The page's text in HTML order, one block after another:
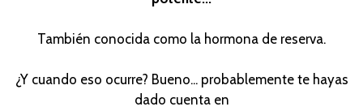
También conocida como la hormona de reserva.
¿Y cuando eso ocurre? Bueno... probablemente te hayas
dado cuenta en